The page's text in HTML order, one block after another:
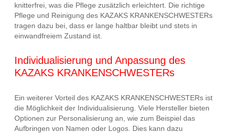
knitterfrei, was die Pflege zusätzlich erleichtert. Die richtige
Pflege und Reinigung des KAZAKS KRANKENSCHWESTERs
tragen dazu bei, dass er lange haltbar bleibt und stets in
einwandfreiem Zustand ist.
Individualisierung und Anpassung des
KAZAKS KRANKENSCHWESTERs
Ein weiterer Vorteil des KAZAKS KRANKENSCHWESTERs ist
die Möglichkeit der Individualisierung. Viele Hersteller bieten
Optionen zur Personalisierung an, wie zum Beispiel das
Aufbringen von Namen oder Logos. Dies kann dazu